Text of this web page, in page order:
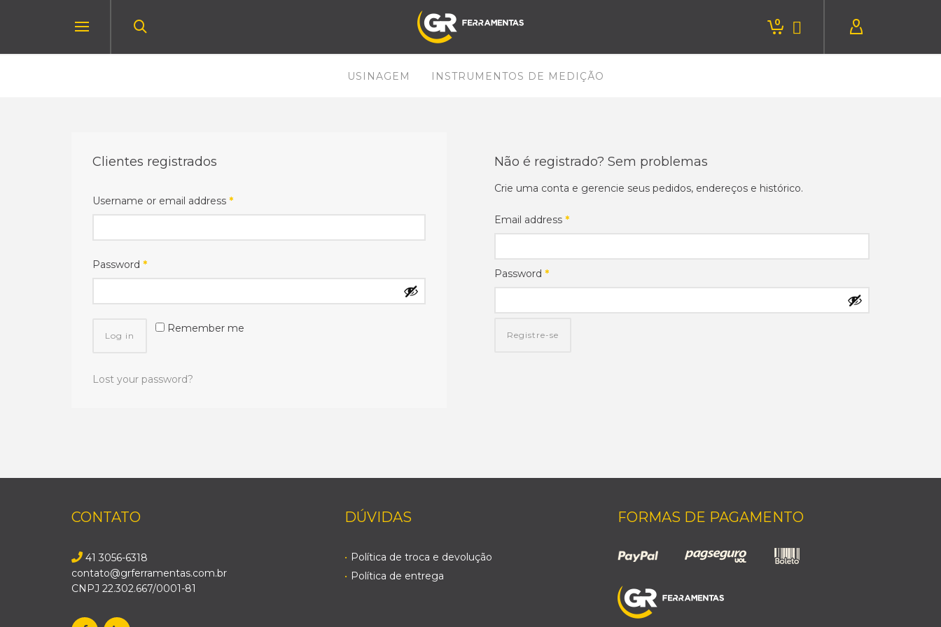
0
USINAGEM INSTRUMENTOS DE MEDIÇÃO
Clientes registrados
Username or email address *
Password *
Remember me
Log in
Lost your password?
Não é registrado? Sem problemas
Crie uma conta e gerencie seus pedidos, endereços e histórico.
Email address *
Password *
Registre-se
CONTATO
41 3056-6318
contato@grferramentas.com.br
CNPJ 22.302.667/0001-81
DÚVIDAS
Política de troca e devolução
Política de entrega
FORMAS DE PAGAMENTO